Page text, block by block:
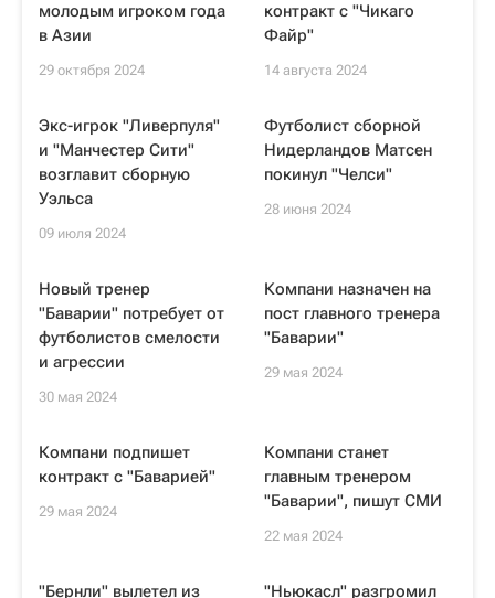
молодым игроком года
в Азии
29 октября 2024
контракт с "Чикаго
Файр"
14 августа 2024
Экс-игрок "Ливерпуля"
и "Манчестер Сити"
возглавит сборную
Уэльса
09 июля 2024
Футболист сборной
Нидерландов Матсен
покинул "Челси"
28 июня 2024
Новый тренер
"Баварии" потребует от
футболистов смелости
и агрессии
30 мая 2024
Компани назначен на
пост главного тренера
"Баварии"
29 мая 2024
Компани подпишет
контракт с "Баварией"
29 мая 2024
Компани станет
главным тренером
"Баварии", пишут СМИ
22 мая 2024
"Бернли" вылетел из
"Ньюкасл" разгромил